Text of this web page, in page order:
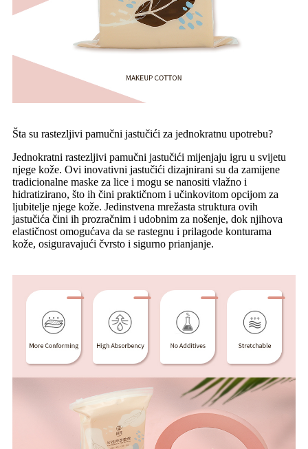
Šta su rastezljivi pamučni jastučići za jednokratnu upotrebu?
Jednokratni rastezljivi pamučni jastučići mijenjaju igru ​​u svijetu
njege kože. Ovi inovativni jastučići dizajnirani su da zamijene
tradicionalne maske za lice i mogu se nanositi vlažno i
hidratizirano, što ih čini praktičnom i učinkovitom opcijom za
ljubitelje njege kože. Jedinstvena mrežasta struktura ovih
jastučića čini ih prozračnim i udobnim za nošenje, dok njihova
elastičnost omogućava da se rastegnu i prilagode konturama
kože, osiguravajući čvrsto i sigurno prianjanje.